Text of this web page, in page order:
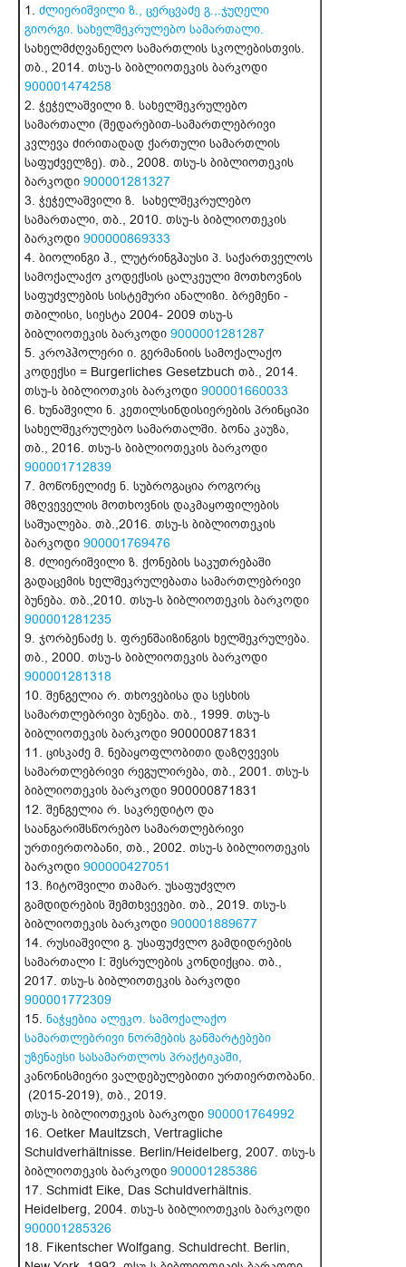
1. ძლიერიშვილი ზ., ცერცვაძე გ.,.ჯუღელი
გიორგი. სახელშეკრულებო სამართალი.
სახელმძღვანელო სამართლის სკოლებისთვის.
თბ., 2014. თსუ-ს ბიბლიოთეკის ბარკოდი
900001474258
2. ჭეჭელაშვილი ზ. სახელშეკრულებო
სამართალი (შედარებით-სამართლებრივი
კვლევა ძირითადად ქართული სამართლის
საფუძველზე). თბ., 2008. თსუ-ს ბიბლიოთეკის
ბარკოდი 900001281327
3. ჭეჭელაშვილი ზ. სახელშეკრულებო
სამართალი, თბ., 2010. თსუ-ს ბიბლიოთეკის
ბარკოდი 900000869333
4. ბიოლინგი ჰ., ლუტრინგჰაუსი პ. საქართველოს
სამოქალაქო კოდექსის ცალკეული მოთხოვნის
საფუძვლების სისტემური ანალიზი. ბრემენი -
თბილისი, სიესტა 2004- 2009 თსუ-ს
ბიბლიოთეკის ბარკოდი 9000001281287
5. კროპჰოლერი ი. გერმანიის სამოქალაქო
კოდექსი = Burgerliches Gesetzbuch თბ., 2014.
თსუ-ს ბიბლიოთკის ბარკოდი 900001660033
6. ხუნაშვილი ნ. კეთილსინდისიერების პრინციპი
სახელშეკრულებო სამართალში. ბონა კაუზა,
თბ., 2016. თსუ-ს ბიბლიოთეკის ბარკოდი
900001712839
7. მოწონელიძე ნ. სუბროგაცია როგორც
მზღვეველის მოთხოვნის დაკმაყოფილების
საშუალება. თბ.,2016. თსუ-ს ბიბლიოთეკის
ბარკოდი 900001769476
8. ძლიერიშვილი ზ. ქონების საკუთრებაში
გადაცემის ხელშეკრულებათა სამართლებრივი
ბუნება. თბ.,2010. თსუ-ს ბიბლიოთეკის ბარკოდი
900001281235
9. ჯორბენაძე ს. ფრენშაიზინგის ხელშეკრულება.
თბ., 2000. თსუ-ს ბიბლიოთეკის ბარკოდი
900001281318
10. შენგელია რ. თხოვებისა და სესხის
სამართლებრივი ბუნება. თბ., 1999. თსუ-ს
ბიბლიოთეკის ბარკოდი 900000871831
11. ცისკაძე მ. ნებაყოფლობითი დაზღვევის
სამართლებრივი რეგულირება, თბ., 2001. თსუ-ს
ბიბლიოთეკის ბარკოდი 900000871831
12. შენგელია რ. საკრედიტო და
საანგარიშსწორებო სამართლებრივი
ურთიერთობანი, თბ., 2002. თსუ-ს ბიბლიოთეკის
ბარკოდი 900000427051
13. ჩიტოშვილი თამარ. უსაფუძვლო
გამდიდრების შემთხვევები. თბ., 2019. თსუ-ს
ბიბლიოთეკის ბარკოდი 900001889677
14. რუსიაშვილი გ. უსაფუძვლო გამდიდრების
სამართალი I: შესრულების კონდიქცია. თბ.,
2017. თსუ-ს ბიბლიოთეკის ბარკოდი
900001772309
15. ნაჭყებია ალეკო. სამოქალაქო
სამართლებრივი ნორმების განმარტებები
უზენაესი სასამართლოს პრაქტიკაში,
კანონისმიერი ვალდებულებითი ურთიერთობანი.
(2015-2019), თბ., 2019.
თსუ-ს ბიბლიოთეკის ბარკოდი 900001764992
16. Oetker Maultzsch, Vertragliche
Schuldverhältnisse. Berlin/Heidelberg, 2007. თსუ-ს
ბიბლიოთეკის ბარკოდი 900001285386
17. Schmidt Eike, Das Schuldverhältnis.
Heidelberg, 2004. თსუ-ს ბიბლიოთეკის ბარკოდი
900001285326
18. Fikentscher Wolfgang. Schuldrecht. Berlin,